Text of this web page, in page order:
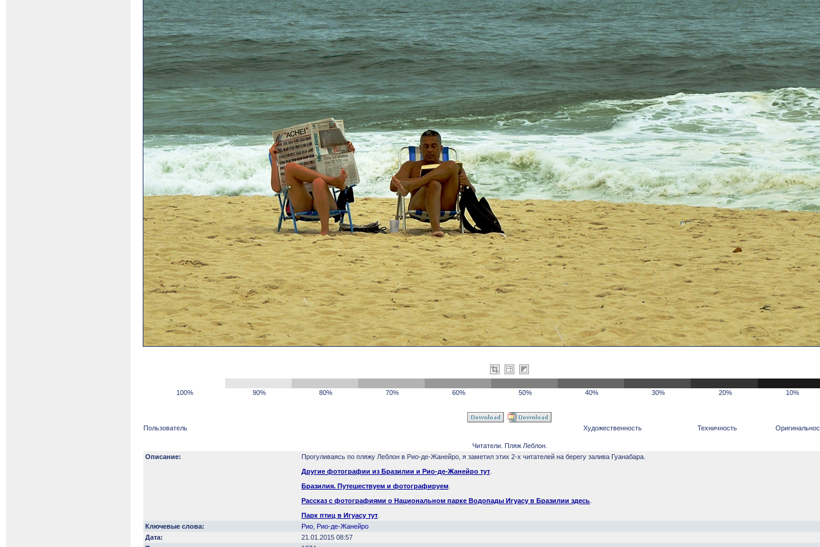
100% 90% 80% 70% 60% 50% 40% 30% 20% 10%
Пользователь Художественность Техничность
Читатели. Пляж Леблон.
Описание:
Прогуливаясь по пляжу Леблон в Рио-де-Жанейро, я заметил этих 2-х читателей на берегу залива Гуанабара.
Другие фотографии из Бразилии и Рио-де-Жанейро тут
Бразилия. Путешествуем и фотографируем
Рассказ с фотографиями о Национальном парке Водопады Игуасу в Бразилии здесь
Парк птиц в Игуасу тут
Ключевые слова:
Рио Рио-де-Жанейро
Дата:
21.01.2015 08:57